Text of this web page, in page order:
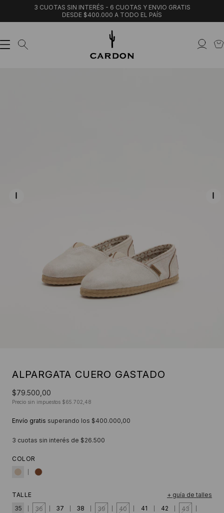
3 CUOTAS SIN INTERÉS - 6 CUOTAS Y ENVIO GRATIS
DESDE $400.000 A TODO EL PAÍS
ALPARGATA CUERO GASTADO
$79.500,00
Precio sin impuestos $65.702,48
Envío gratis superando los $400.000,00
3 cuotas sin interés de $26.500
COLOR
TALLE
+ guía de talles
35
36 37 38 39 40 41 42 43